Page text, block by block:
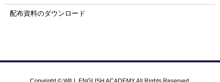
配布資料のダウンロード